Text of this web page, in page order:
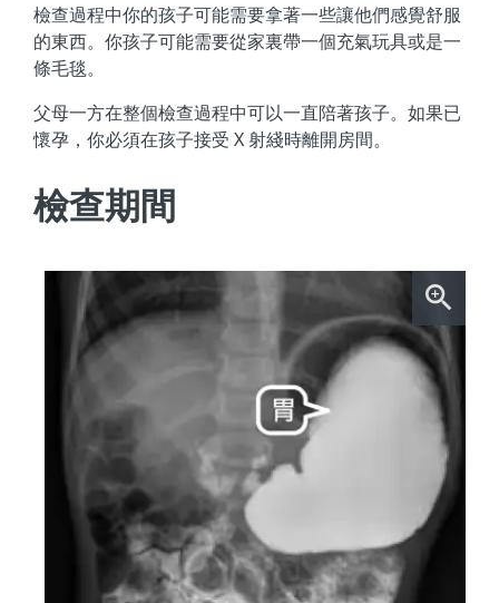
檢查過程中你的孩子可能需要拿著一些讓他們感覺舒服
的東西。你孩子可能需要從家裏帶一個充氣玩具或是一
條毛毯。
父母一方在整個檢查過程中可以一直陪著孩子。如果已
懷孕，你必須在孩子接受 X 射綫時離開房間。
檢查期間